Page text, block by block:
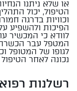
או שלא ניתנו
הטיפול, יכול
וכוויות בדרגה
הפיכות ולהשפיע
לוודא כי המכשיר
המטפל עבר
לגופו של המטופל
נכונה לאחר
רשלנות